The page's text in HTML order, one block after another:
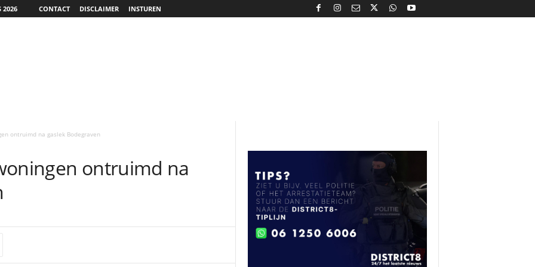
2026 CONTACT DISCLAIMER INSTUREN
ontruimd na gaslek Bodegraven
ontruimd na